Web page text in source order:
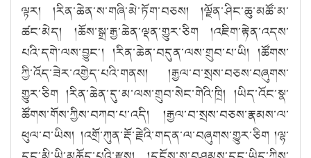
ལྟར། །རིན་ཆེན་ས་གཞི་མེ་ཏོག་བཅས། །ལྗོན་ཤིང་ཆུ་མཚོ་མ་
ཚང་མེད། །ཆོས་སྒྲ་རྒྱ་ཆེན་ལྡན་གྱུར་ཅིག །འཇིག་རྟེན་འདས་
པའི་དགེ་ལས་བྱུང༌། །རིན་ཆེན་བདུན་ལས་གྲུབ་པ་ཡི། །ཚོགས་
ཀྱི་འོད་ཟེར་འགྱེད་པའི་གནས། །རྒྱལ་བ་སྲས་བཅས་བཞུགས་
གྱུར་ཅིག །རིན་ཆེན་དུ་མ་ལས་གྲུབ་སེང་གེའི་ཁྲི། །ཡིད་འོང་སྣ་
ཚོགས་གོས་ཀྱིས་བཀབ་པ་འདི། །རྒྱལ་བ་སྲས་བཅས་རྣམས་ལ་
ཕུལ་བ་ཡིས། །འགྲོ་ཀུན་རྡོ་རྗེའི་གདན་ལ་བཞུགས་གྱུར་ཅིག །ལྷ་